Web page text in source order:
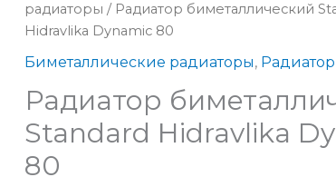
радиаторы / Радиатор биметаллический
Hidravlika Dynamic 80
Биметаллические радиаторы,
Радиатор
Standard Hidravlika
80